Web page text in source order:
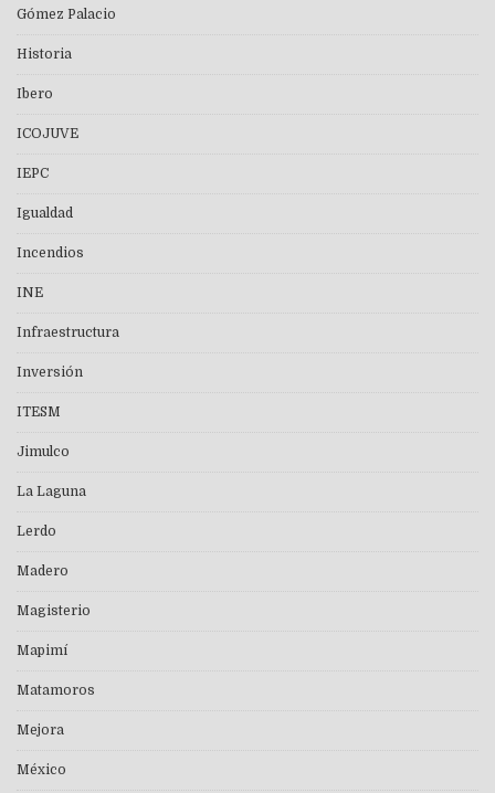
Gómez Palacio
Historia
Ibero
ICOJUVE
IEPC
Igualdad
Incendios
INE
Infraestructura
Inversión
ITESM
Jimulco
La Laguna
Lerdo
Madero
Magisterio
Mapimí
Matamoros
Mejora
México